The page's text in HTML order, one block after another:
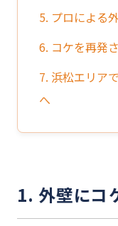
5. プロによる
6. コケを再発
7. 浜松エリア
へ
1. 外壁にコ